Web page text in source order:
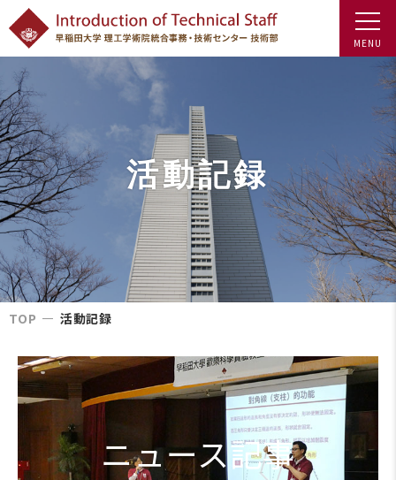
活動記録
TOP 活動記録
ニュース記事